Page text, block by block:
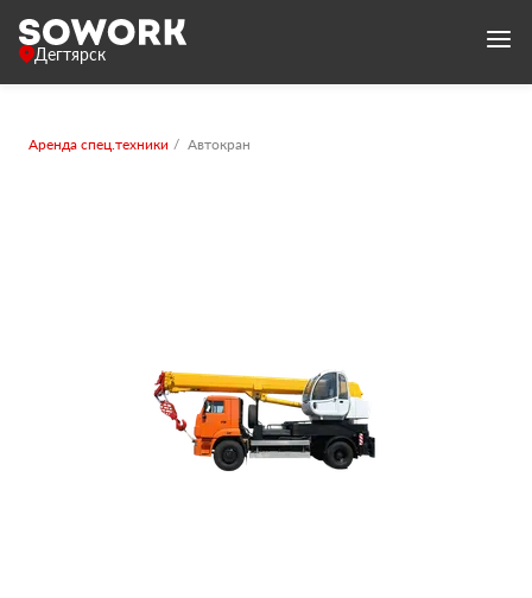
Дегтярск
Аренда спец.техники Автокран